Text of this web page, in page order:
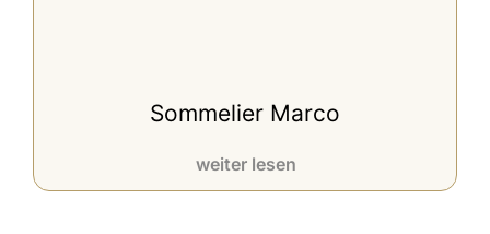
Sommelier Marco
weiter lesen